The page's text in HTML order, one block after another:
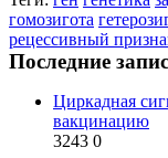
гомозигота
рецессивный
Последние
Циркадная
вакцинацию
3243 0